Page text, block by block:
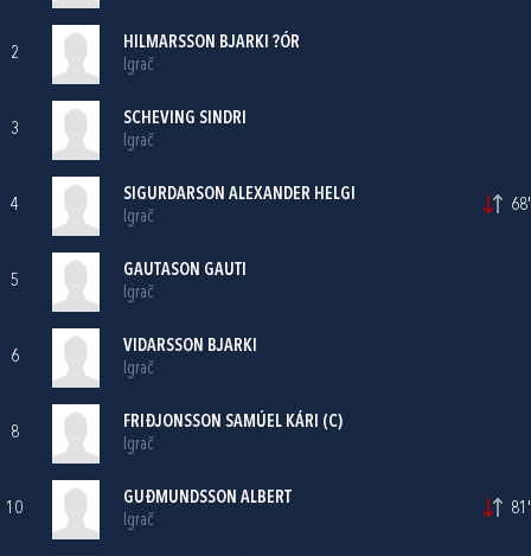
2
HILMARSSON BJARKI ?ÓR
Igrač
3
SCHEVING SINDRI
Igrač
4
SIGURDARSON ALEXANDER HELGI
Igrač
68'
5
GAUTASON GAUTI
Igrač
6
VIDARSSON BJARKI
Igrač
8
FRIĐJONSSON SAMÚEL KÁRI (C)
Igrač
10
GUĐMUNDSSON ALBERT
Igrač
81'